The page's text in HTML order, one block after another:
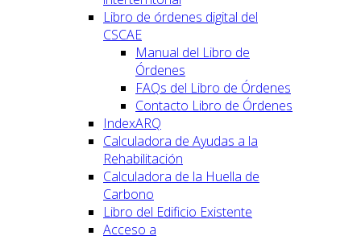
Libro de órdenes digital del
CSCAE
Manual del Libro de
Órdenes
FAQs del Libro de Órdenes
Contacto Libro de Órdenes
IndexARQ
Calculadora de Ayudas a la
Rehabilitación
Calculadora de la Huella de
Carbono
Libro del Edificio Existente
Acceso a